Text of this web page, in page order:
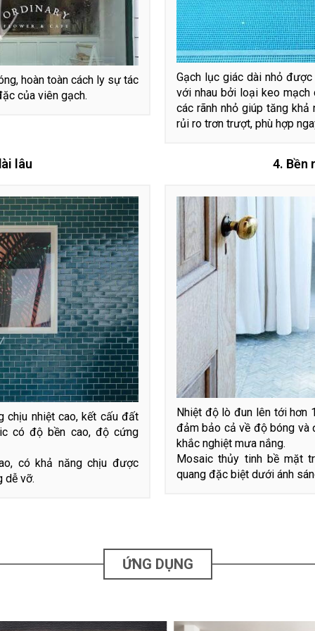
hoàn toàn cách ly sự tác
của viên gạch.
Gạch lục giác dài nhỏ
với nhau bởi loại keo mạch
các rãnh nhỏ giúp tăng
rủi ro trơn trượt, phù hợp
lâu
chịu nhiệt cao, kết cấu đất
có độ bền cao, độ cứng
có khả năng chịu được
dễ vỡ.
4. Bền
Nhiệt độ lò đun lên tới hơn
đảm bảo cả về độ bóng và
khắc nghiệt mưa nắng.
Mosaic thủy tinh bề mặt
quang đặc biệt dưới ánh
ỨNG DỤNG